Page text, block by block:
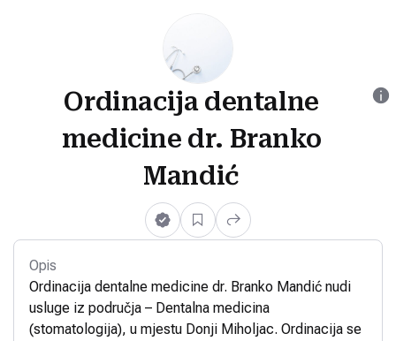
Ordinacija dentalne
medicine dr. Branko
Mandić
Opis
Ordinacija dentalne medicine dr. Branko Mandić nudi
usluge iz područja – Dentalna medicina
(stomatologija), u mjestu Donji Miholjac. Ordinacija se